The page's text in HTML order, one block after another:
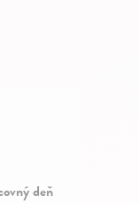
deň